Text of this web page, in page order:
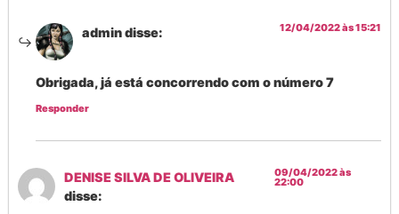
admindisse: 12/04/2022 às 15:21
Obrigada, já está concorrendo com o número 7
Responder
DENISE SILVA DE OLIVEIRA
disse:
09/04/2022 às
22:00